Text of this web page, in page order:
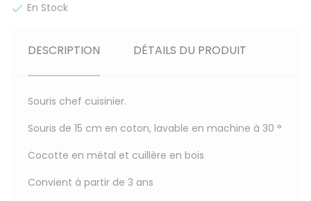
 En Stock
DESCRIPTION DÉTAILS DU PRODUIT
Souris chef cuisinier.
Souris de 15 cm en coton, lavable en machine à 30 °
Cocotte en métal et cuillère en bois
Convient à partir de 3 ans